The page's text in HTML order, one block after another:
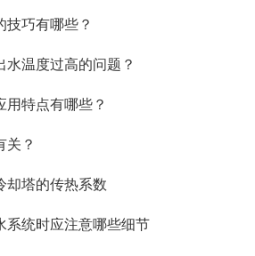
技巧有哪些？
温度过高的问题？
用特点有哪些？
关？
却塔的传热系数
系统时应注意哪些细节